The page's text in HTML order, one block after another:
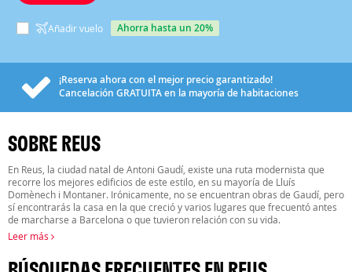
Añadir vuelo ahorra hasta un 20%
¡Reserva ahora con el mejor precio garantizado!
Cancelación GRATUITAen la mayoría de habitaciones
SOBRE REUS
En Reus, la ciudad natal de Antoni Gaudí, existe una ruta modernista que
recorre los mejores edificios de este estilo, en su mayoría de Lluís
Domènech i Montaner. Irónicamente, no se encuentran obras de Gaudí, pero
sí encontrarás la casa en la que creció y varios lugares que frecuentó antes
de marcharse a Barcelona o que tuvieron relación con su vida.
Leer más